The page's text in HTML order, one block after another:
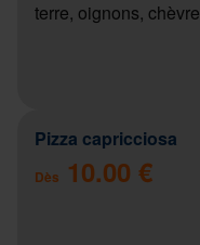
terre, oignons, chèvre
Pizza capricciosa
Dès 10.00 €